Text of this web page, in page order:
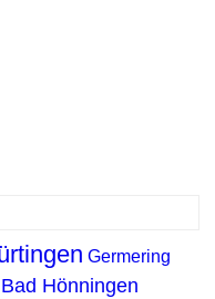
Germering
Bad Hönningen